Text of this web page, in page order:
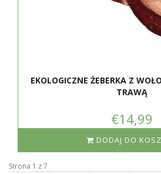
EKOLOGICZNE ŻEBERKA Z
TRAWĄ
€14,99
DODAJ DO
Strona 1 z 7